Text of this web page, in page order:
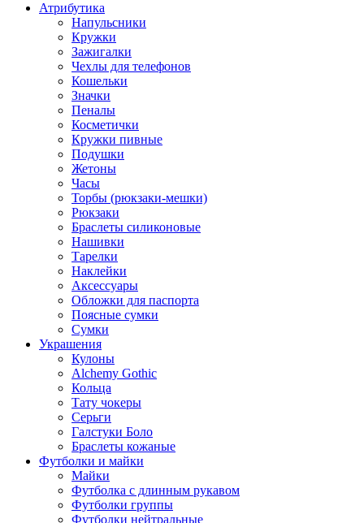
Атрибутика
Напульсники
Кружки
Зажигалки
Чехлы для телефонов
Кошельки
Значки
Пеналы
Косметички
Кружки пивные
Подушки
Жетоны
Часы
Торбы (рюкзаки-мешки)
Рюкзаки
Браслеты силиконовые
Нашивки
Тарелки
Наклейки
Аксессуары
Обложки для паспорта
Поясные сумки
Сумки
Украшения
Кулоны
Alchemy Gothic
Кольца
Тату чокеры
Серьги
Галстуки Боло
Браслеты кожаные
Футболки и майки
Майки
Футболка с длинным рукавом
Футболки группы
Футболки нейтральные